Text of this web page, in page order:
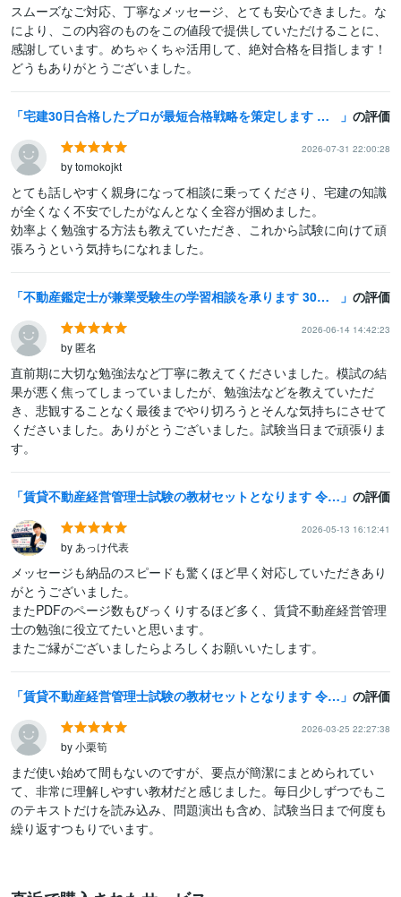
スムーズなご対応、丁寧なメッセージ、とても安心できました。な
により、この内容のものをこの値段で提供していただけることに、
感謝しています。めちゃくちゃ活用して、絶対合格を目指します！
どうもありがとうございました。
宅建30日合格したプロが最短合格戦略を策定します 【個別コーチング】過去問分析・弱点整理・学習管理まで伴走 の評価
2026-07-31 22:00:28
by tomokojkt
とても話しやすく親身になって相談に乗ってくださり、宅建の知識
が全くなく不安でしたがなんとなく全容が掴めました。
効率よく勉強する方法も教えていただき、これから試験に向けて頑
不動産鑑定士が兼業受験生の学習相談を承ります 30代の元TAC生、勉強期間2年、兼業受験生の経験です の評価
2026-06-14 14:42:23
by 匿名
直前期に大切な勉強法など丁寧に教えてくださいました。模試の結
果が悪く焦ってしまっていましたが、勉強法などを教えていただ
き、悲観することなく最後までやり切ろうとそんな気持ちにさせて
くださいました。ありがとうございました。試験当日まで頑張りま
す。
賃貸不動産経営管理士試験の教材セットとなります 令和８年の賃管試験に2000円で合格できます！ の評価
2026-05-13 16:12:41
by あっけ代表
メッセージも納品のスピードも驚くほど早く対応していただきあり
がとうございました。
またPDFのページ数もびっくりするほど多く、賃貸不動産経営管理
士の勉強に役立てたいと思います。
またご縁がございましたらよろしくお願いいたします。
賃貸不動産経営管理士試験の教材セットとなります 令和８年の賃管試験に2000円で合格できます！ の評価
2026-03-25 22:27:38
by 小栗筍
まだ使い始めて間もないのですが、要点が簡潔にまとめられてい
て、非常に理解しやすい教材だと感じました。毎日少しずつでもこ
のテキストだけを読み込み、問題演出も含め、試験当日まで何度も
繰り返すつもりでいます。